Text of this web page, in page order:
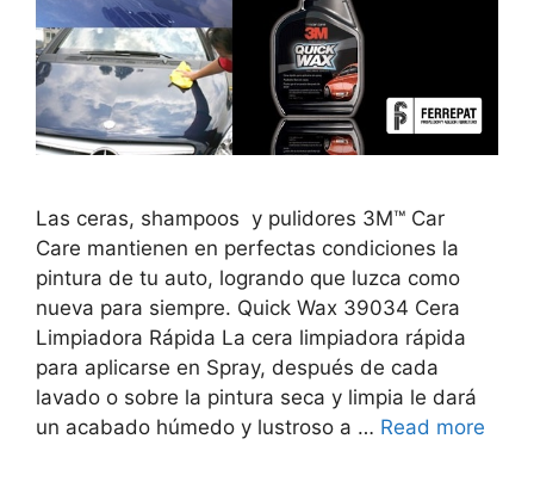
Las ceras, shampoos y pulidores 3M™ Car
Care mantienen en perfectas condiciones la
pintura de tu auto, logrando que luzca como
nueva para siempre. Quick Wax 39034 Cera
Limpiadora Rápida La cera limpiadora rápida
para aplicarse en Spray, después de cada
lavado o sobre la pintura seca y limpia le dará
un acabado húmedo y lustroso a … Read more